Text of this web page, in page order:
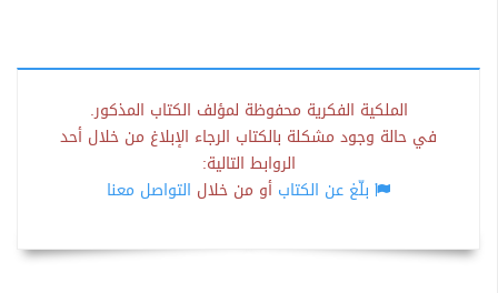
الملكية الفكرية محفوظة لمؤلف الكتاب المذكور.
في حالة وجود مشكلة بالكتاب الرجاء الإبلاغ من خلال أحد
الروابط التالية:
بلّغ عن الكتاب أو من خلال التواصل معنا